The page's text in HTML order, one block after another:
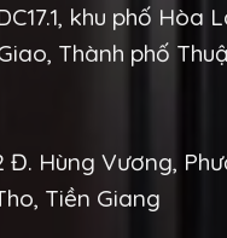
khu phố Hòa
Thành phố
Đ. Hùng Vương,
Tiền Giang